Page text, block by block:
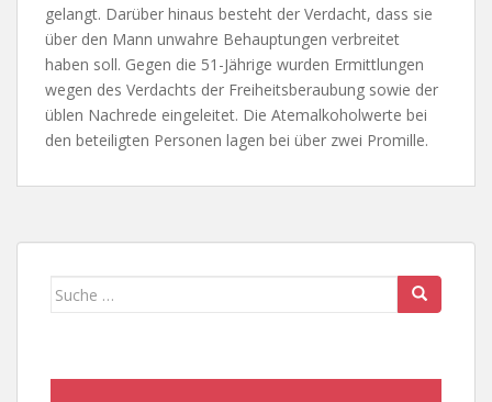
gelangt. Darüber hinaus besteht der Verdacht, dass sie
über den Mann unwahre Behauptungen verbreitet
haben soll. Gegen die 51-Jährige wurden Ermittlungen
wegen des Verdachts der Freiheitsberaubung sowie der
üblen Nachrede eingeleitet. Die Atemalkoholwerte bei
den beteiligten Personen lagen bei über zwei Promille.
Suche